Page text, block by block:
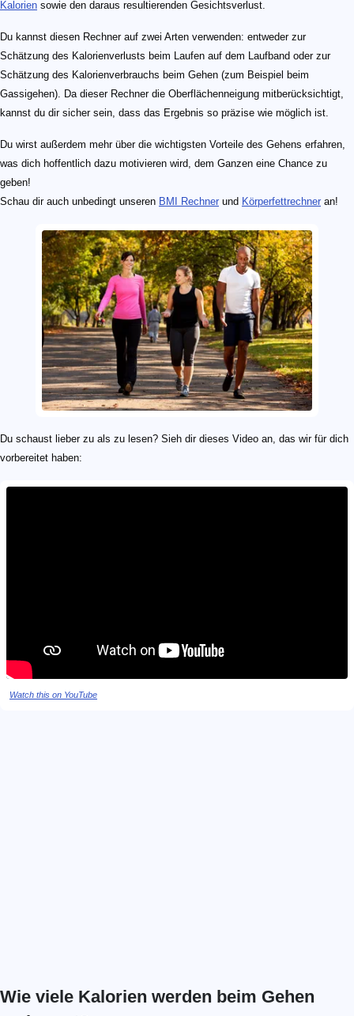
Kalorien sowie den daraus resultierenden Gesichtsverlust.
Du kannst diesen Rechner auf zwei Arten verwenden: entweder zur
Schätzung des Kalorienverlusts beim Laufen auf dem Laufband oder zur
Schätzung des Kalorienverbrauchs beim Gehen (zum Beispiel beim
Gassigehen). Da dieser Rechner die Oberflächenneigung mitberücksichtigt,
kannst du dir sicher sein, dass das Ergebnis so präzise wie möglich ist.
Du wirst außerdem mehr über die wichtigsten Vorteile des Gehens erfahren,
was dich hoffentlich dazu motivieren wird, dem Ganzen eine Chance zu
geben!
Schau dir auch unbedingt unseren BMI Rechner und Körperfettrechner an!
Du schaust lieber zu als zu lesen? Sieh dir dieses Video an, das wir für dich
vorbereitet haben:
Watch this on YouTube
Wie viele Kalorien werden beim Gehen